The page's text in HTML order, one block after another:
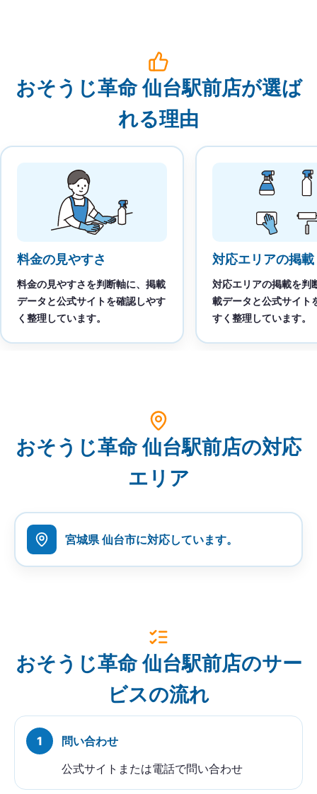
おそうじ革命 仙台駅前店が選ば
れる理由
料金の見やすさ
料金の見やすさを判断軸に、掲載
データと公式サイトを確認しやす
く整理しています。
対応エリアの掲載
対応エリアの掲載を判
載データと公式サイト
すく整理しています。
おそうじ革命 仙台駅前店の対応
エリア
宮城県 仙台市に対応しています。
おそうじ革命 仙台駅前店のサー
ビスの流れ
問い合わせ
公式サイトまたは電話で問い合わせ